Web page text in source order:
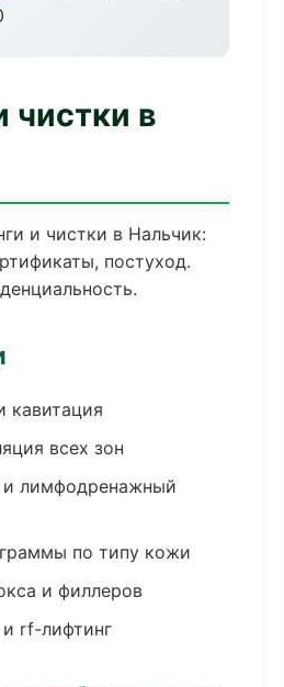
чистки в
и чистки в Нальчик:
постуход.
кавитация
всех зон
и лимфодренажный
по типу кожи
и филлеров
и rf-лифтинг